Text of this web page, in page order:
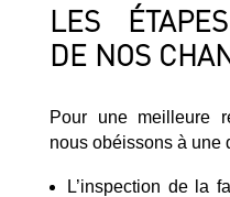
LES
DE NOS
Pour une meilleure
nous obéissons à une
L’inspection de la